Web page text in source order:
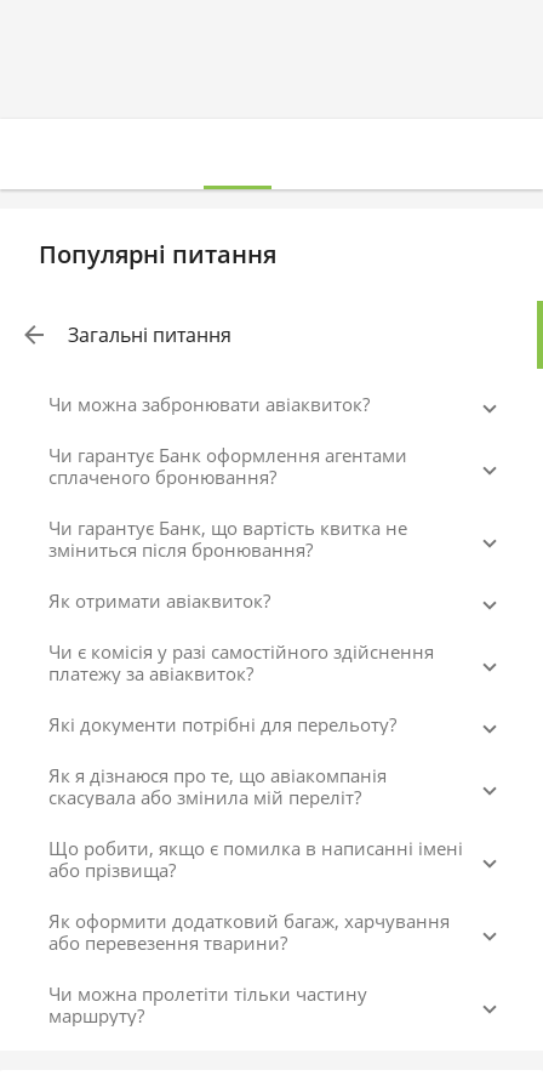
Популярні питання
Загальні питання
Чи можна забронювати авіаквиток?
Чи гарантує Банк оформлення агентами
сплаченого бронювання?
Чи гарантує Банк, що вартість квитка не
зміниться після бронювання?
Як отримати авіаквиток?
Чи є комісія у разі самостійного здійснення
платежу за авіаквиток?
Які документи потрібні для перельоту?
Як я дізнаюся про те, що авіакомпанія
скасувала або змінила мій переліт?
Що робити, якщо є помилка в написанні імені
або прізвища?
Як оформити додатковий багаж, харчування
або перевезення тварини?
Чи можна пролетіти тільки частину
маршруту?